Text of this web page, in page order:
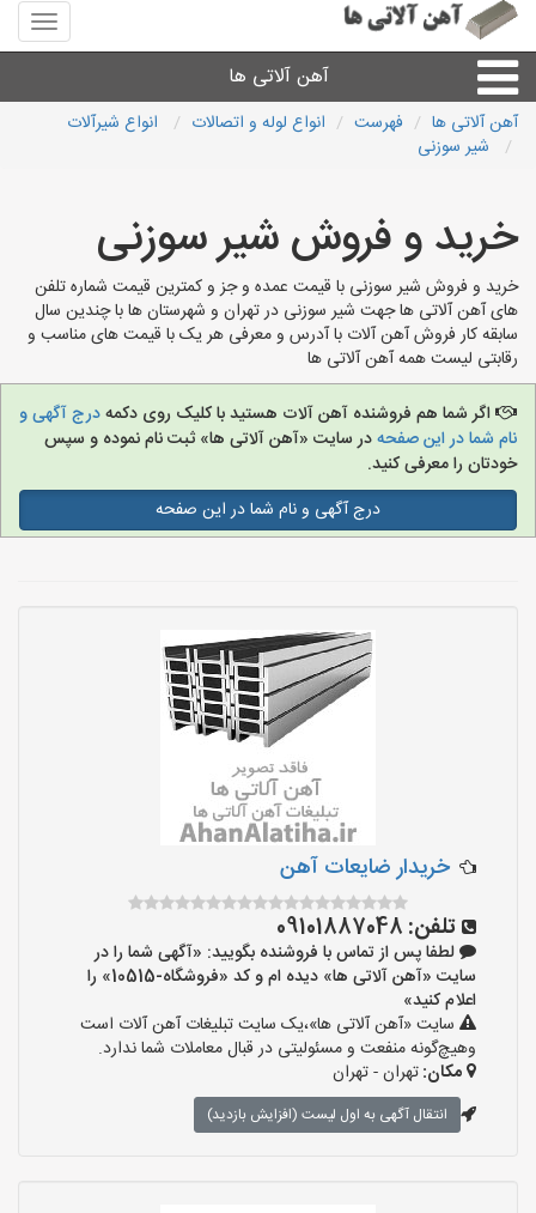
منوی
سایت
آلاتی
آهن آلاتی ها
ورق
لوله و اتصالات
سایر آهن آلات
آهن آلاتی های شهرها
آهن آلاتی ها فهرست انواع لوله و اتصالات
انواع شیرآلات
شیر سوزنی
خرید و فروش شیر سوزنی
خرید و فروش شیر سوزنی با قیمت عمده و جز و کمترین قیمت شماره تلفن
های آهن آلاتی ها جهت شیر سوزنی در تهران و شهرستان ها با چندین سال
سابقه کار فروش آهن آلات با آدرس و معرفی هر یک با قیمت های مناسب و
رقابتی لیست همه آهن آلاتی ها
اگر شما هم فروشنده آهن آلات هستید با کلیک روی دکمهدرج آگهی و
نام شما در این صفحهدر سایت «آهن آلاتی ها» ثبت نام نموده و سپس
خودتان را معرفی کنید.
درج آگهی و نام شما در این صفحه
خریدار ضایعات آهن
تلفن: 09101887048
لطفا پس از تماس با فروشنده بگویید: «آگهی شما را در
سایت «آهن آلاتی ها» دیده ام و کد «فروشگاه-10515» را
اعلام کنید»
سایت «آهن آلاتی ها»،یک سایت تبلیغات آهن آلات است
وهیچ‌گونه منفعت و مسئولیتی در قبال معاملات شما ندارد.
مکان:تهران - تهران
انتقال آگهی به اول لیست (افزایش بازدید)